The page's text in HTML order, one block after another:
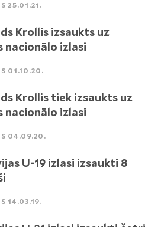
25.01.21.
Krollis izsaukts uz
nacionālo izlasi
01.10.20.
Krollis tiek izsaukts uz
nacionālo izlasi
04.09.20.
U-19 izlasi izsaukti 8
14.03.19.